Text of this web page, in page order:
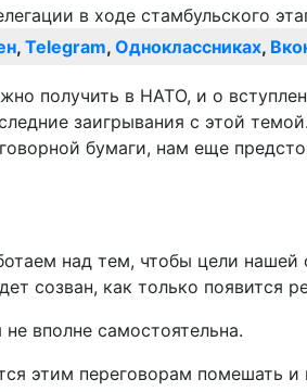
, Telegram, Одноклассниках,
получить в НАТО, и о
заигрывания с этой
бумаги, нам еще
над тем, чтобы цели
созван, как только появится
вполне самостоятельна.
этим переговорам помешать